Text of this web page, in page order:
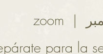
  |
zoom
para la